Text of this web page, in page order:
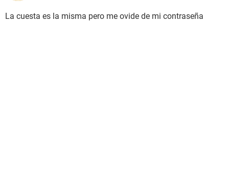
La cuesta es la misma pero me ovide de mi contraseña